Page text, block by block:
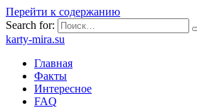
Перейти к содержанию
Search for:
karty-mira.su
Главная
Факты
Интересное
FAQ